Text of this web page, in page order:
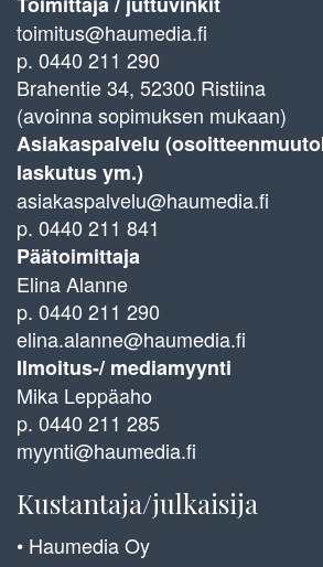
toimitus@haumedia.fi
p. 0440 211 290
Brahentie 34, 52300 Ristiina
(avoinna sopimuksen mukaan)
Asiakaspalvelu
laskutus ym.)
asiakaspalvelu@haumedia.fi
p. 0440 211 841
Päätoimittaja
Elina Alanne
p. 0440 211 290
elina.alanne@haumedia.fi
Ilmoitus-/ mediamyynti
Mika Leppäaho
p. 0440 211 285
myynti@haumedia.fi
Kustantaja/julkaisija
• Haumedia Oy